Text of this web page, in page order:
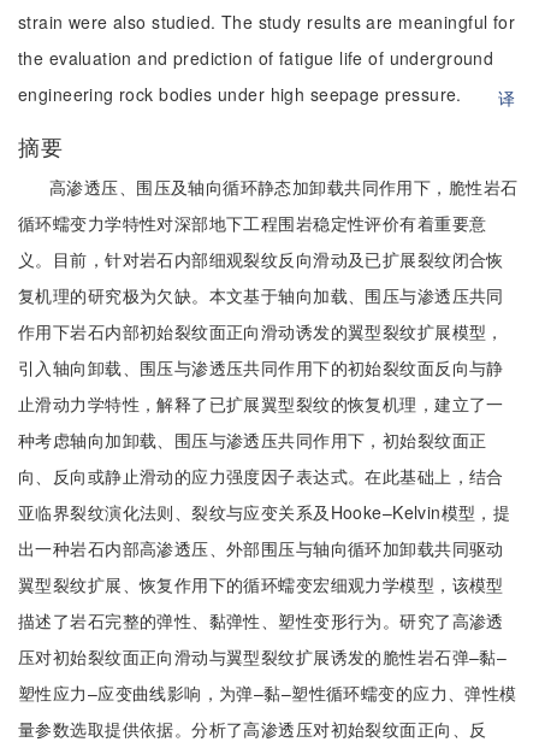
strain were also studied. The study results are meaningful for
the evaluation and prediction of fatigue life of underground
engineering rock bodies under high seepage pressure.
译
摘要
高渗透压、围压及轴向循环静态加卸载共同作用下，脆性岩石
循环蠕变力学特性对深部地下工程围岩稳定性评价有着重要意
义。目前，针对岩石内部细观裂纹反向滑动及已扩展裂纹闭合恢
复机理的研究极为欠缺。本文基于轴向加载、围压与渗透压共同
作用下岩石内部初始裂纹面正向滑动诱发的翼型裂纹扩展模型，
引入轴向卸载、围压与渗透压共同作用下的初始裂纹面反向与静
止滑动力学特性，解释了已扩展翼型裂纹的恢复机理，建立了一
种考虑轴向加卸载、围压与渗透压共同作用下，初始裂纹面正
向、反向或静止滑动的应力强度因子表达式。在此基础上，结合
亚临界裂纹演化法则、裂纹与应变关系及Hooke–Kelvin模型，提
出一种岩石内部高渗透压、外部围压与轴向循环加卸载共同驱动
翼型裂纹扩展、恢复作用下的循环蠕变宏细观力学模型，该模型
描述了岩石完整的弹性、黏弹性、塑性变形行为。研究了高渗透
压对初始裂纹面正向滑动与翼型裂纹扩展诱发的脆性岩石弹–黏–
塑性应力–应变曲线影响，为弹–黏–塑性循环蠕变的应力、弹性模
量参数选取提供依据。分析了高渗透压对初始裂纹面正向、反